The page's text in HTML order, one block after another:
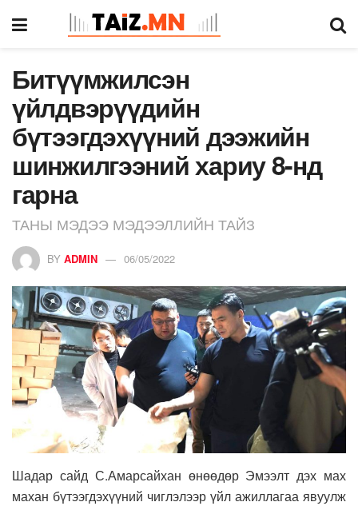
Битүүмжилсэн
үйлдвэрүүдийн
бүтээгдэхүүний дээжийн
шинжилгээний хариу 8-нд
гарна
ТАНЫ МЭДЭЭ МЭДЭЭЛЛИЙН ТАЙЗ
BY ADMIN 06/05/2022
Шадар сайд С.Амарсайхан өнөөдөр Эмээлт дэх мах
махан бүтээгдэхүүний чиглэлээр үйл ажиллагаа явуулж